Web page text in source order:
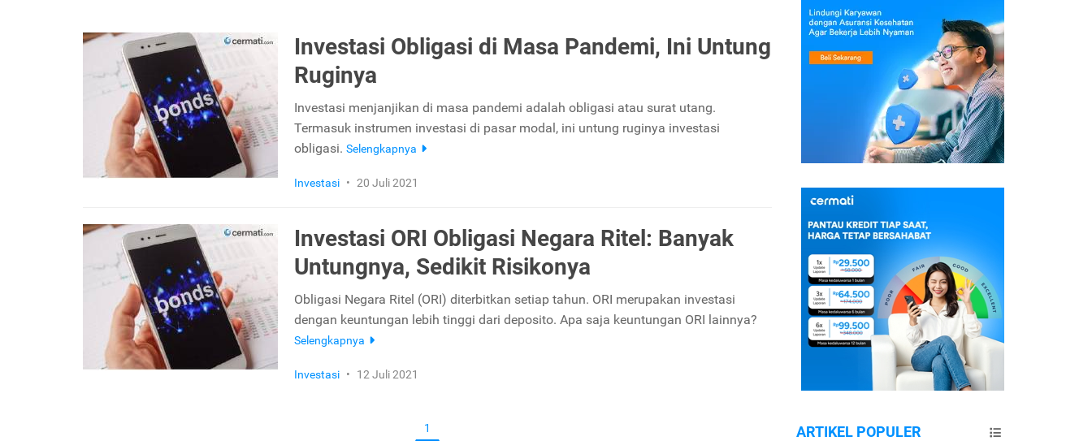
Investasi Obligasi di Masa Pandemi, Ini Untung
Ruginya
Investasi menjanjikan di masa pandemi adalah obligasi atau surat utang.
Termasuk instrumen investasi di pasar modal, ini untung ruginya investasi
obligasi. Selengkapnya
Investasi • 20 Juli 2021
Investasi ORI Obligasi Negara Ritel: Banyak
Untungnya, Sedikit Risikonya
Obligasi Negara Ritel (ORI) diterbitkan setiap tahun. ORI merupakan investasi
dengan keuntungan lebih tinggi dari deposito. Apa saja keuntungan ORI lainnya?
Selengkapnya
Investasi • 12 Juli 2021
1 ARTIKEL POPULER